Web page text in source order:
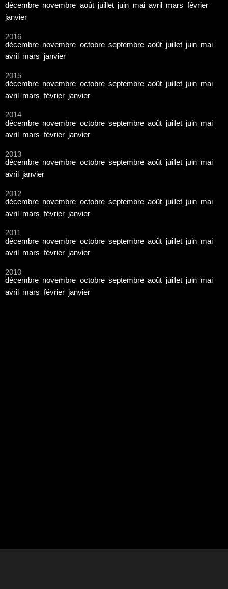
décembre novembre août juillet juin mai avril mars février
janvier
2016
décembre novembre octobre septembre août juillet juin mai
avril
mars janvier
2015
décembre novembre octobre septembre août juillet juin mai
avril
mars février janvier
2014
décembre novembre octobre septembre août juillet juin mai
avril
mars février janvier
2013
décembre novembre octobre septembre août juillet juin mai
avril
janvier
2012
décembre novembre octobre septembre août juillet juin mai
avril
mars février janvier
2011
décembre novembre octobre septembre août juillet juin mai
avril
mars février janvier
2010
décembre novembre octobre septembre août juillet juin mai
avril
mars février janvier